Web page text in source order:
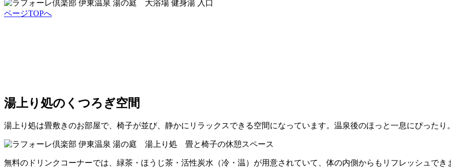
ページTOPへ
湯上り処のくつろぎ空間
湯上り処は畳敷きのお部屋で、椅子が並び、静かにリラックスできる空間になっています。温泉後のほっと一息にぴったり。
無料のドリンクコーナーでは、緑茶・ほうじ茶・活性炭水（冷・温）が用意されていて、体の内側からもリフレッシュでき